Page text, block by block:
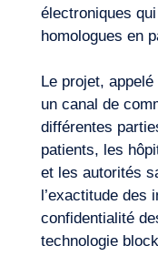
Notre aventure
électroniques
homologues en
Le projet,
un canal de
différentes
patients, les
et les autorités
l’exactitude des
confidentialité
technologie